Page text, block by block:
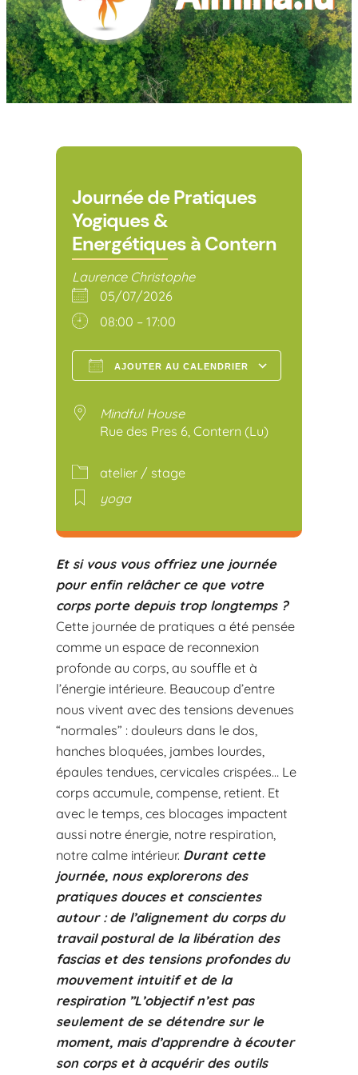
Journée de Pratiques
Yogiques &
Energétiques à Contern
Laurence Christophe
05/07/2026
08:00 – 17:00
AJOUTER AU CALENDRIER
Mindful House
Rue des Pres 6, Contern (Lu)
atelier / stage
yoga
Et si vous vous offriez une journée
pour enfin relâcher ce que votre
corps porte depuis trop longtemps ?
Cette journée de pratiques a été pensée
comme un espace de reconnexion
profonde au corps, au souffle et à
l’énergie intérieure. Beaucoup d’entre
nous vivent avec des tensions devenues
“normales” : douleurs dans le dos,
hanches bloquées, jambes lourdes,
épaules tendues, cervicales crispées… Le
corps accumule, compense, retient. Et
avec le temps, ces blocages impactent
aussi notre énergie, notre respiration,
notre calme intérieur. Durant cette
journée, nous explorerons des
pratiques douces et conscientes
autour : de l’alignement du corps du
travail postural de la libération des
fascias et des tensions profondes du
mouvement intuitif et de la
respiration ”L’objectif n’est pas
seulement de se détendre sur le
moment, mais d’apprendre à écouter
son corps et à acquérir des outils